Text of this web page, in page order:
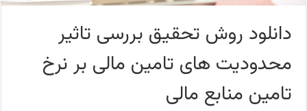
دانلود روش تحقیق بررسی تاثیر
محدودیت های تامین مالی بر نرخ
تامین منابع مالی